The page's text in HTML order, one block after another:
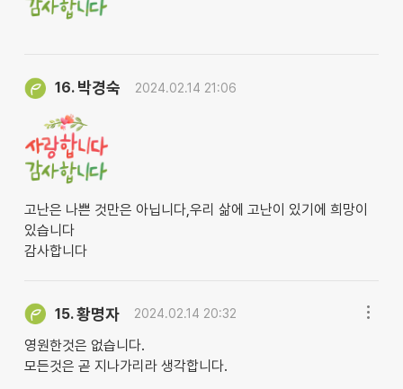
16. 박경숙 2024.02.14 21:06
고난은 나쁜 것만은 아닙니다,우리 삶에 고난이 있기에 희망이
있습니다
감사합니다
15.황명자 2024.02.14 20:32
영원한것은 없습니다.
모든것은 곧 지나가리라 생각합니다.